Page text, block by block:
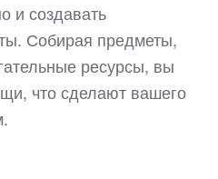
и создавать
Собирая предметы,
ресурсы, вы
что сделают вашего